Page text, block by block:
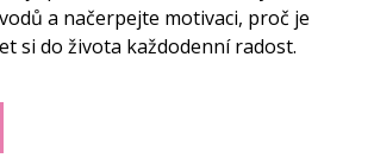
a načerpejte motivaci, proč je
si do života každodenní radost.